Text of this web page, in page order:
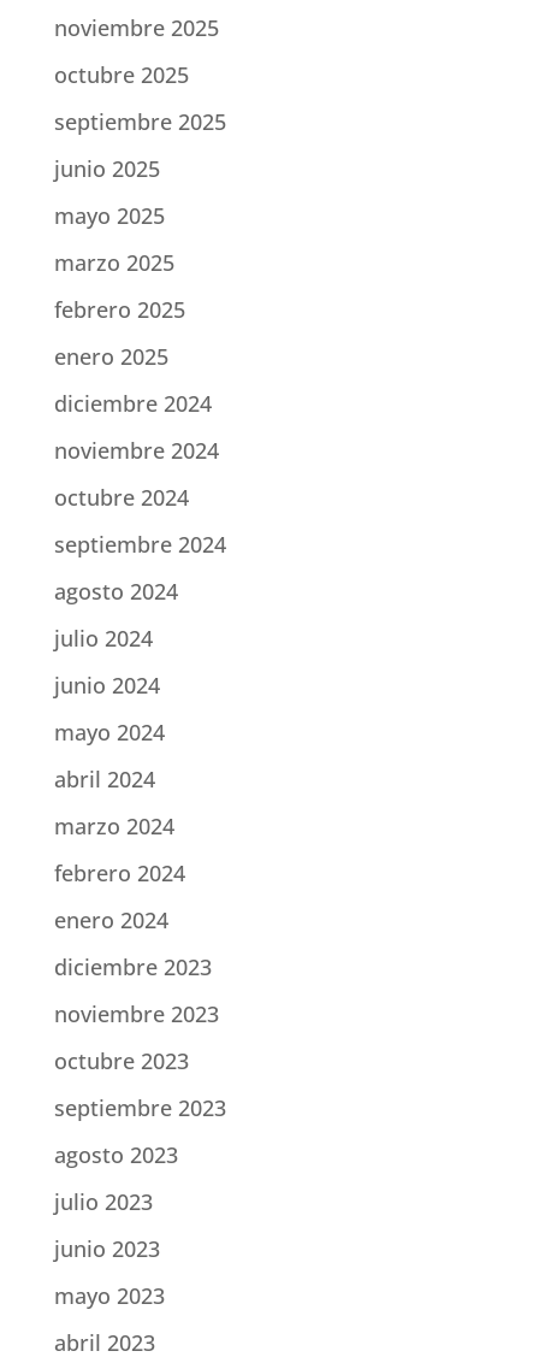
noviembre 2025
octubre 2025
septiembre 2025
junio 2025
mayo 2025
marzo 2025
febrero 2025
enero 2025
diciembre 2024
noviembre 2024
octubre 2024
septiembre 2024
agosto 2024
julio 2024
junio 2024
mayo 2024
abril 2024
marzo 2024
febrero 2024
enero 2024
diciembre 2023
noviembre 2023
octubre 2023
septiembre 2023
agosto 2023
julio 2023
junio 2023
mayo 2023
abril 2023